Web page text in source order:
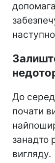
До
почати
занадто
вигляду.